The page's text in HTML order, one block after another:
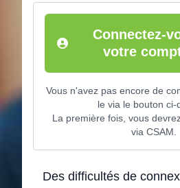
Connectez-
votre
Vous n'avez pas encore de
le via le bouton ci-
La première fois, vous
via CSAM.
Des difficultés de